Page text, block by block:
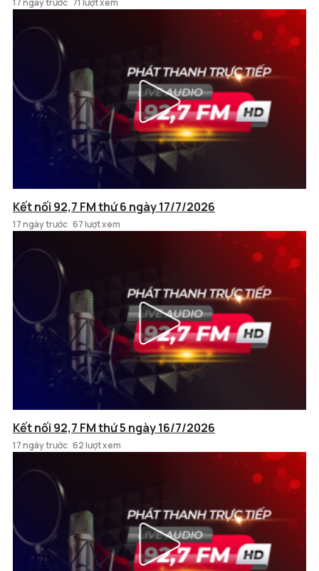
17 ngày trước 71 lượt xem
Kết nối 92,7 FM thứ 6 ngày 17/7/2026
17 ngày trước 67 lượt xem
Kết nối 92,7 FM thứ 5 ngày 16/7/2026
17 ngày trước 62 lượt xem